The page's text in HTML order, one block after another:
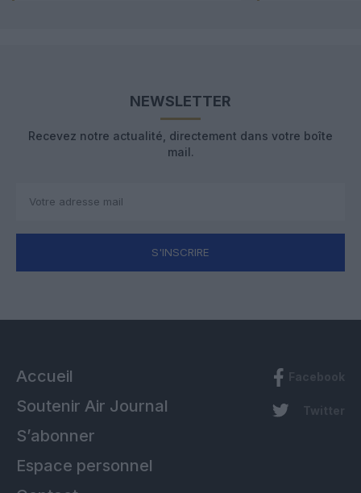
NEWSLETTER
Recevez notre actualité, directement dans votre boîte
mail.
S'INSCRIRE
Accueil
Soutenir Air Journal
S’abonner
Espace personnel